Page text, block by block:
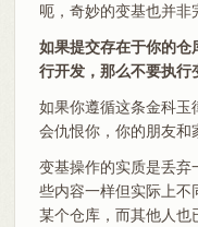
呃，奇妙的变基也并非
如果提交存在于你的仓
行开发，那么不要执行
如果你遵循这条金科玉
会仇恨你，你的朋友和
变基操作的实质是丢弃
些内容一样但实际上不
某个仓库，而其他人也